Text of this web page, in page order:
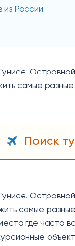
из России
самые
Поиск
самые
где часто